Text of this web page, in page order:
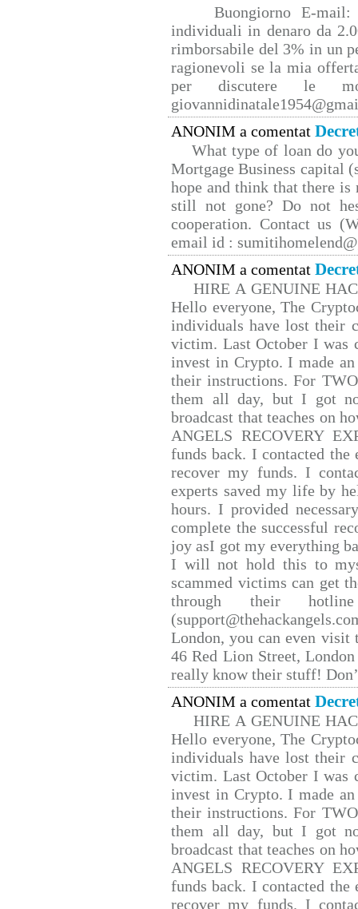
Buongiorno E-mail:
individuali in denaro da
rimborsabile del 3% in un
ragionevoli se la mia
per discutere le
ANONIM a comentat
What type of loan do
Mortgage Business capital
hope and think that there
still not gone? Do not
cooperation. Contact us
email id :
ANONIM a comentat
HIRE A GENUINE
Hello everyone, The
individuals have lost their
victim. Last October I was
invest in Crypto. I made
their instructions. For
them all day, but I got
broadcast that teaches on
ANGELS RECOVERY
funds back. I contacted
recover my funds. I
experts saved my life by
hours. I provided
complete the successful
joy asI got my everything
I will not hold this to
scammed victims can get
through their hotline
London, you can even
46 Red Lion Street,
really know their stuff!
ANONIM a comentat
HIRE A GENUINE
Hello everyone, The
individuals have lost their
victim. Last October I was
invest in Crypto. I made
their instructions. For
them all day, but I got
broadcast that teaches on
ANGELS RECOVERY
funds back. I contacted
recover my funds. I